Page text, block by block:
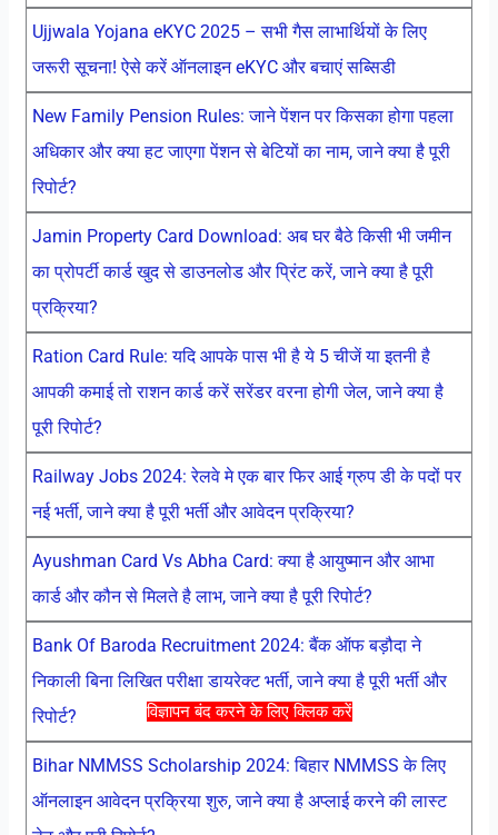
विज्ञापन बंद करने के लिए क्लिक करें
Ujjwala Yojana eKYC 2025 – सभी गैस लाभार्थियों के लिए
जरूरी सूचना! ऐसे करें ऑनलाइन eKYC और बचाएं सब्सिडी
New Family Pension Rules: जाने पेंशन पर किसका होगा पहला
अधिकार और क्या हट जाएगा पेंशन से बेटियों का नाम, जाने क्या है पूरी
रिपोर्ट?
Jamin Property Card Download: अब घर बैठे किसी भी जमीन
का प्रोपर्टी कार्ड खुद से डाउनलोड और प्रिंट करें, जाने क्या है पूरी
प्रक्रिया?
Ration Card Rule: यदि आपके पास भी है ये 5 चीजें या इतनी है
आपकी कमाई तो राशन कार्ड करें सरेंडर वरना होगी जेल, जाने क्या है
पूरी रिपोर्ट?
Railway Jobs 2024: रेलवे मे एक बार फिर आई ग्रुप डी के पदों पर
नई भर्ती, जाने क्या है पूरी भर्ती और आवेदन प्रक्रिया?
Ayushman Card Vs Abha Card: क्या है आयुष्मान और आभा
कार्ड और कौन से मिलते है लाभ, जाने क्या है पूरी रिपोर्ट?
Bank Of Baroda Recruitment 2024: बैंक ऑफ बड़ौदा ने
निकाली बिना लिखित परीक्षा डायरेक्ट भर्ती, जाने क्या है पूरी भर्ती और
रिपोर्ट?
Bihar NMMSS Scholarship 2024: बिहार NMMSS के लिए
ऑनलाइन आवेदन प्रक्रिया शुरु, जाने क्या है अप्लाई करने की लास्ट